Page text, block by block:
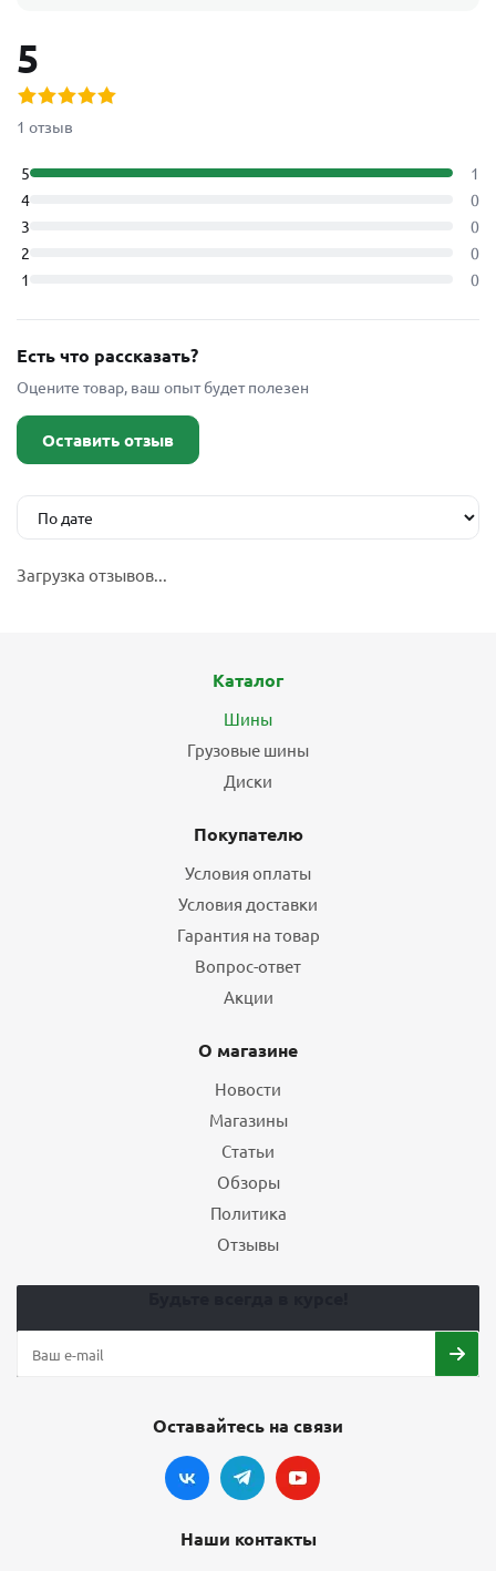
5
1 отзыв
5
1
4
0
3
0
2
0
1
0
Есть что рассказать?
Оцените товар, ваш опыт будет полезен
Оставить отзыв
Загрузка отзывов...
Каталог
Шины
Грузовые шины
Диски
Покупателю
Условия оплаты
Условия доставки
Гарантия на товар
Вопрос-ответ
Акции
О магазине
Новости
Магазины
Статьи
Обзоры
Политика
Отзывы
Оставайтесь на связи
Наши контакты